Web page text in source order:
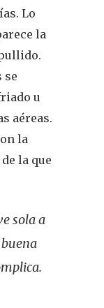
Lo
la
se
u
aéreas.
la
la que
sola a